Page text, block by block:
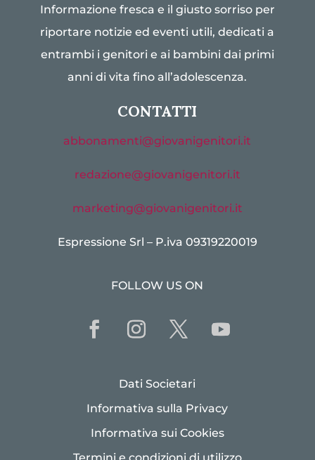
Informazione fresca e il giusto sorriso per
riportare notizie ed eventi utili, dedicati a
entrambi i genitori e ai bambini dai primi
anni di vita fino all’adolescenza.
CONTATTI
abbonamenti@giovanigenitori.it
redazione@giovanigenitori.it
marketing@giovanigenitori.it
Espressione Srl – P.iva 09319220019
FOLLOW US ON
Dati Societari
Informativa sulla Privacy
Informativa sui Cookies